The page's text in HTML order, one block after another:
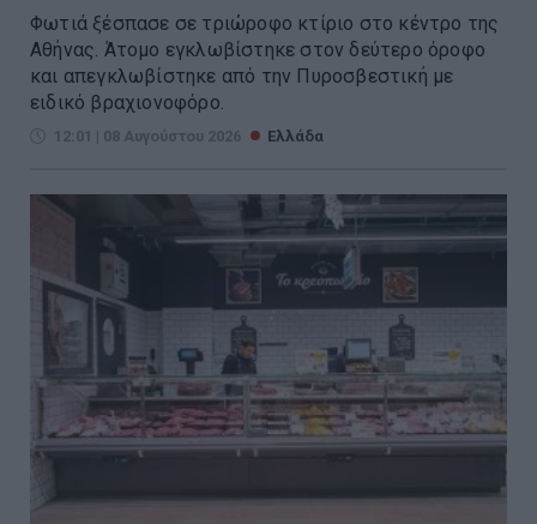
Φωτιά ξέσπασε σε τριώροφο κτίριο στο κέντρο της
Αθήνας. Άτομο εγκλωβίστηκε στον δεύτερο όροφο
και απεγκλωβίστηκε από την Πυροσβεστική με
ειδικό βραχιονοφόρο.
12:01 | 08 Αυγούστου 2026 Ελλάδα